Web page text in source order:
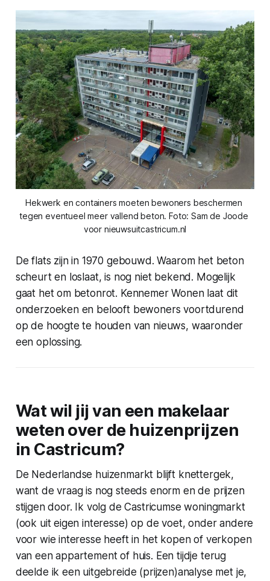
Hekwerk en containers moeten bewoners beschermen
tegen eventueel meer vallend beton. Foto: Sam de Joode
voor nieuwsuitcastricum.nl
De flats zijn in 1970 gebouwd. Waarom het beton
scheurt en loslaat, is nog niet bekend. Mogelijk
gaat het om betonrot. Kennemer Wonen laat dit
onderzoeken en belooft bewoners voortdurend
op de hoogte te houden van nieuws, waaronder
een oplossing.
Wat wil jij van een makelaar
weten over de huizenprijzen
in Castricum?
De Nederlandse huizenmarkt blijft knettergek,
want de vraag is nog steeds enorm en de prijzen
stijgen door. Ik volg de Castricumse woningmarkt
(ook uit eigen interesse) op de voet, onder andere
voor wie interesse heeft in het kopen of verkopen
van een appartement of huis. Een tijdje terug
deelde ik een uitgebreide (prijzen)analyse met je,